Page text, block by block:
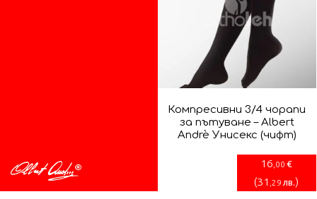
Компресивни 3/4 чорапи
за пътуване – Albert
Andrè Унисекс (чифт)
16 ,00 €
(31 ,29 лв.)